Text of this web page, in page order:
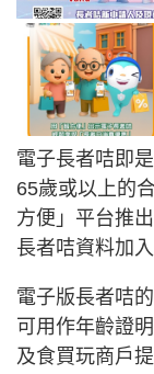
電子長者咭即
65歲或以上的
方便」平台推
長者咭資料加
電子版長者咭
可用作年齡證
及食買玩商戶